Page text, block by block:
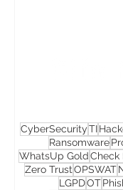
CyberSecurityTI
Ransomware
WhatsUp GoldCheck
Zero TrustOPSWAT
LGPDOT